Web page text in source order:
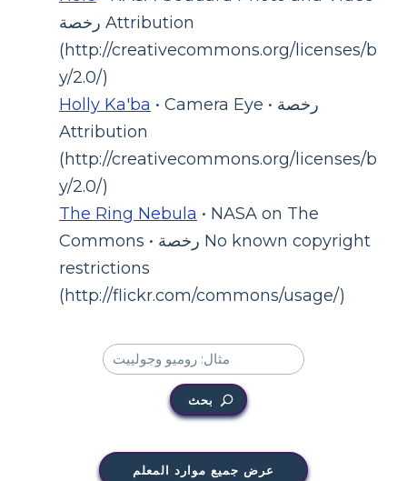
رخصة Attribution
(http://creativecommons.org/licenses/b
y/2.0/)
Holly Ka'ba • Camera Eye • رخصة
Attribution
(http://creativecommons.org/licenses/b
y/2.0/)
The Ring Nebula • NASA on The
Commons • رخصة No known copyright
restrictions
(http://flickr.com/commons/usage/)
بحث
عرض جميع موارد المعلم